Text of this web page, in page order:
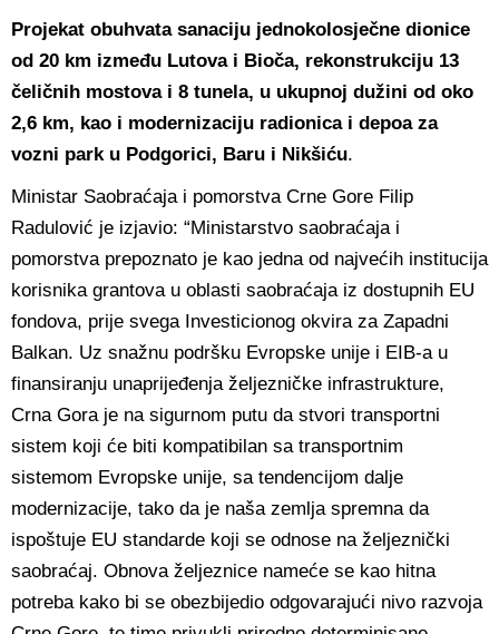
Projekat obuhvata sanaciju jednokolosječne dionice
od 20 km između Lutova i Bioča, rekonstrukciju 13
čeličnih mostova i 8 tunela, u ukupnoj dužini od oko
2,6 km, kao i modernizaciju radionica i depoa za
vozni park u Podgorici, Baru i Nikšiću.
Ministar Saobraćaja i pomorstva Crne Gore Filip
Radulović je izjavio: “Ministarstvo saobraćaja i
pomorstva prepoznato je kao jedna od najvećih institucija
korisnika grantova u oblasti saobraćaja iz dostupnih EU
fondova, prije svega Investicionog okvira za Zapadni
Balkan. Uz snažnu podršku Evropske unije i EIB-a u
finansiranju unaprijeđenja željezničke infrastrukture,
Crna Gora je na sigurnom putu da stvori transportni
sistem koji će biti kompatibilan sa transportnim
sistemom Evropske unije, sa tendencijom dalje
modernizacije, tako da je naša zemlja spremna da
ispoštuje EU standarde koji se odnose na željeznički
saobraćaj. Obnova željeznice nameće se kao hitna
potreba kako bi se obezbijedio odgovarajući nivo razvoja